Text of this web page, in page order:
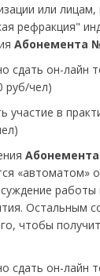
или
рефракция"
Абонемента
сдать он-лайн
руб/чел)
участие в
«автоматом»
работы
Остальным
чтобы
сдать он-лайн